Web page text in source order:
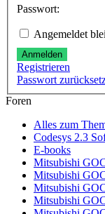
Passwort:
Angemeldet
Anmelden
Registrieren
Passwort
Foren
Alles zum
Codesys 2.3
E-books
Mitsubishi
Mitsubishi
Mitsubishi
Mitsubishi